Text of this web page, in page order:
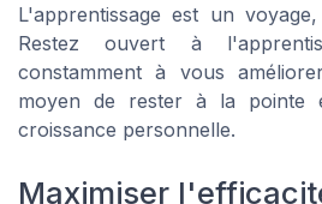
L'apprentissage est un
Restez ouvert à
constamment à vous
moyen de rester à la pointe
croissance personnelle.
Maximiser